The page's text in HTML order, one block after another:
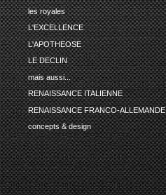
les royales
L'EXCELLENCE
L'APOTHEOSE
LE DECLIN
mais aussi...
RENAISSANCE ITALIENNE
RENAISSANCE FRANCO-ALLEMANDE
concepts & design